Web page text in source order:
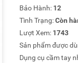
Bảo Hành: 12
Tình Trạng:Còn
Lượt Xem: 1743
Sản phẩm được
Dụng cụ cầm tay